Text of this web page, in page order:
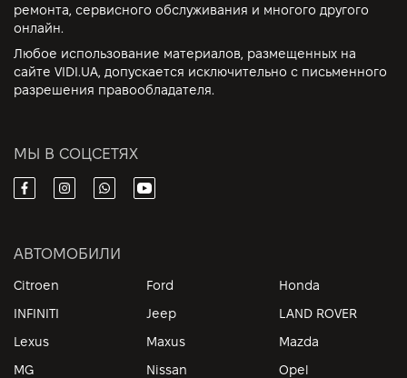
ремонта, сервисного обслуживания и многого другого
онлайн.
Любое использование материалов, размещенных на
сайте VIDI.UA, допускается исключительно с письменного
разрешения правообладателя.
МЫ В СОЦСЕТЯХ
АВТОМОБИЛИ
Citroen Ford
Honda
INFINITI
Jeep
LAND ROVER
Lexus
Maxus
Mazda
MG
Nissan
Opel